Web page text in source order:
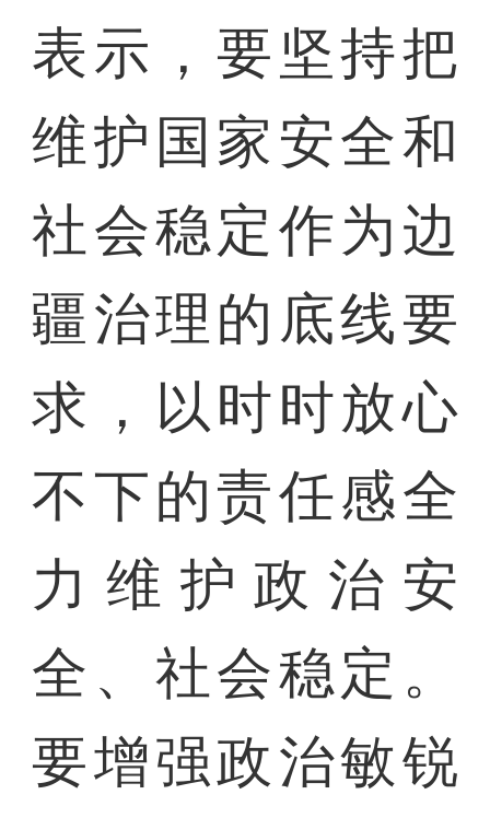
表示，要坚持把
维护国家安全和
社会稳定作为边
疆治理的底线要
求，以时时放心
不下的责任感全
力维护政治安
全、社会稳定。
要增强政治敏锐